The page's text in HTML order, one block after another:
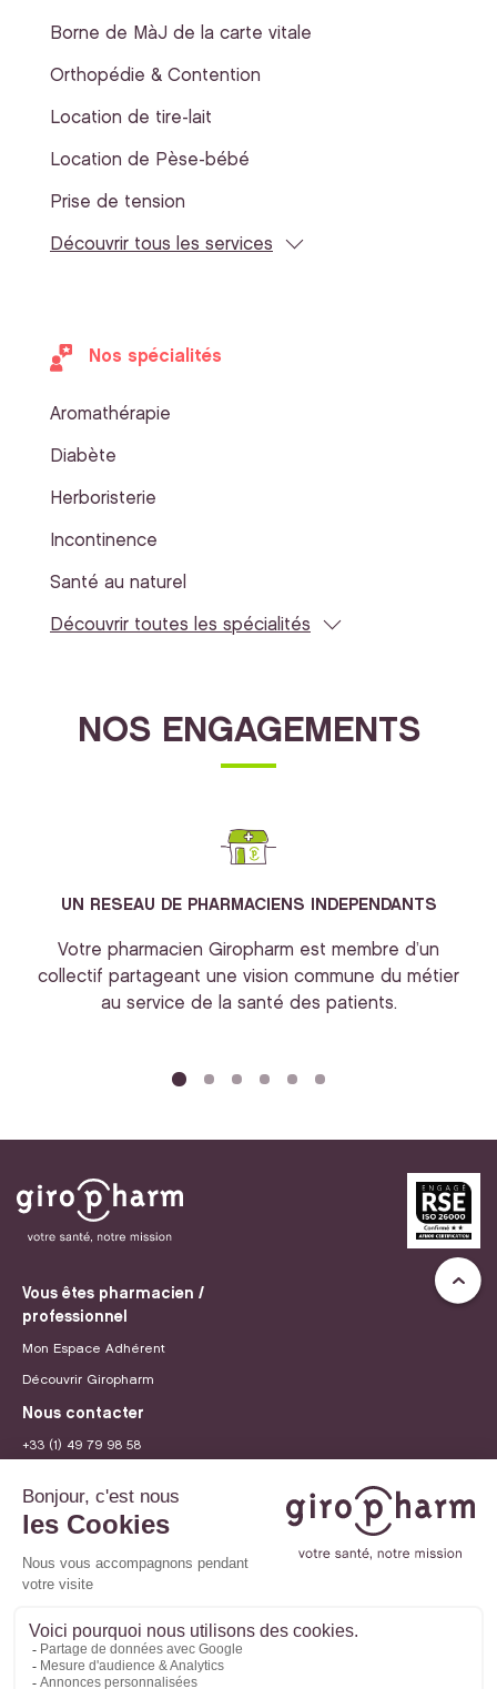
Borne de MàJ de la carte vitale
Orthopédie & Contention
Location de tire-lait
Location de Pèse-bébé
Prise de tension
Découvrir tous les services
Nos spécialités
Aromathérapie
Diabète
Herboristerie
Incontinence
Santé au naturel
Découvrir toutes les spécialités
NOS ENGAGEMENTS
UN RESEAU DE PHARMACIENS INDEPENDANTS
Votre pharmacien Giropharm est membre d’un
collectif partageant une vision commune du métier
au service de la santé des patients.
Vous êtes pharmacien /
professionnel
Mon Espace Adhérent
Découvrir Giropharm
Nous contacter
+33 (1) 49 79 98 58
Recrutement